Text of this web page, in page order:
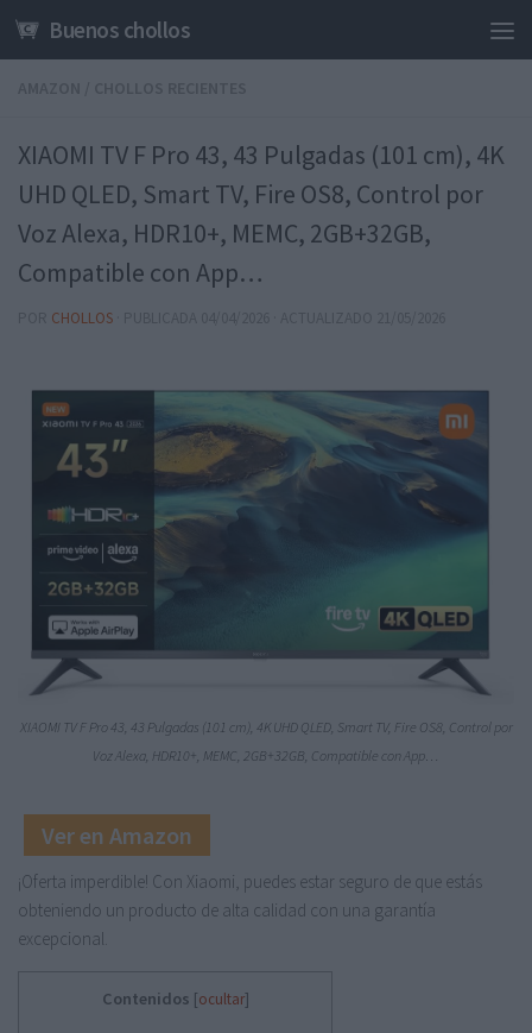
Saltar al contenido
Buenos chollos
XIAOMI TV F Pro 43, 43 Pulgadas (101 cm), 4K
UHD QLED, Smart TV, Fire OS8, Control por
Voz Alexa, HDR10+, MEMC, 2GB+32GB,
Compatible con App…
CHOLLOS
XIAOMI TV F Pro 43, 43 Pulgadas (101 cm), 4K UHD QLED, Smart TV, Fire OS8, Control por
Voz Alexa, HDR10+, MEMC, 2GB+32GB, Compatible con App…
Ver en Amazon
¡Oferta imperdible! Con Xiaomi, puedes estar seguro de que estás
obteniendo un producto de alta calidad con una garantía
excepcional.
Contenidos [ocultar]